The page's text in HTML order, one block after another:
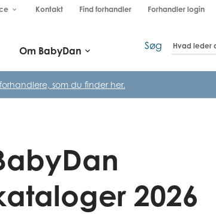
keyboard_arrow_down Kontakt Find forhandler Forhandler login
Om BabyDan keyboard_arrow_down Søg
forhandlere, som du finder her.
2026